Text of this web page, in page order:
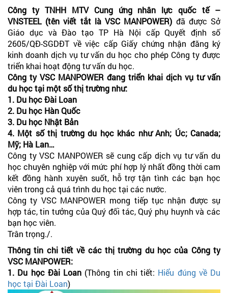
Công ty TNHH MTV Cung ứng nhân lực quốc tế –
VNSTEEL (tên viết tắt là VSC MANPOWER) đã được Sở
Giáo dục và Đào tạo TP Hà Nội cấp Quyết định số
2605/QĐ-SGDĐT về việc cấp Giấy chứng nhận đăng ký
kinh doanh dịch vụ tư vấn du học cho phép Công ty được
triển khai hoạt động tư vấn du học.
Công ty VSC MANPOWER đang triển khai dịch vụ tư vấn
du học tại một số thị trường như:
1. Du học Đài Loan
2. Du học Hàn Quốc
3. Du học Nhật Bản
4. Một số thị trường du học khác như Anh; Úc; Canada;
Mỹ; Hà Lan…
Công ty VSC MANPOWER sẽ cung cấp dịch vụ tư vấn du
học chuyên nghiệp với mức phí hợp lý nhất đồng thời cam
kết đồng hành xuyên suốt, hỗ trợ tận tình các bạn học
viên trong cả quá trình du học tại các nước.
Công ty VSC MANPOWER mong tiếp tục nhận được sự
hợp tác, tin tưởng của Quý đối tác, Quý phụ huynh và các
bạn học viên.
Trân trọng./.
Thông tin chi tiết về các thị trường du học của Công ty
VSC MANPOWER:
1. Du học Đài Loan (Thông tin chi tiết: Hiểu đúng về Du
học tại Đài Loan)